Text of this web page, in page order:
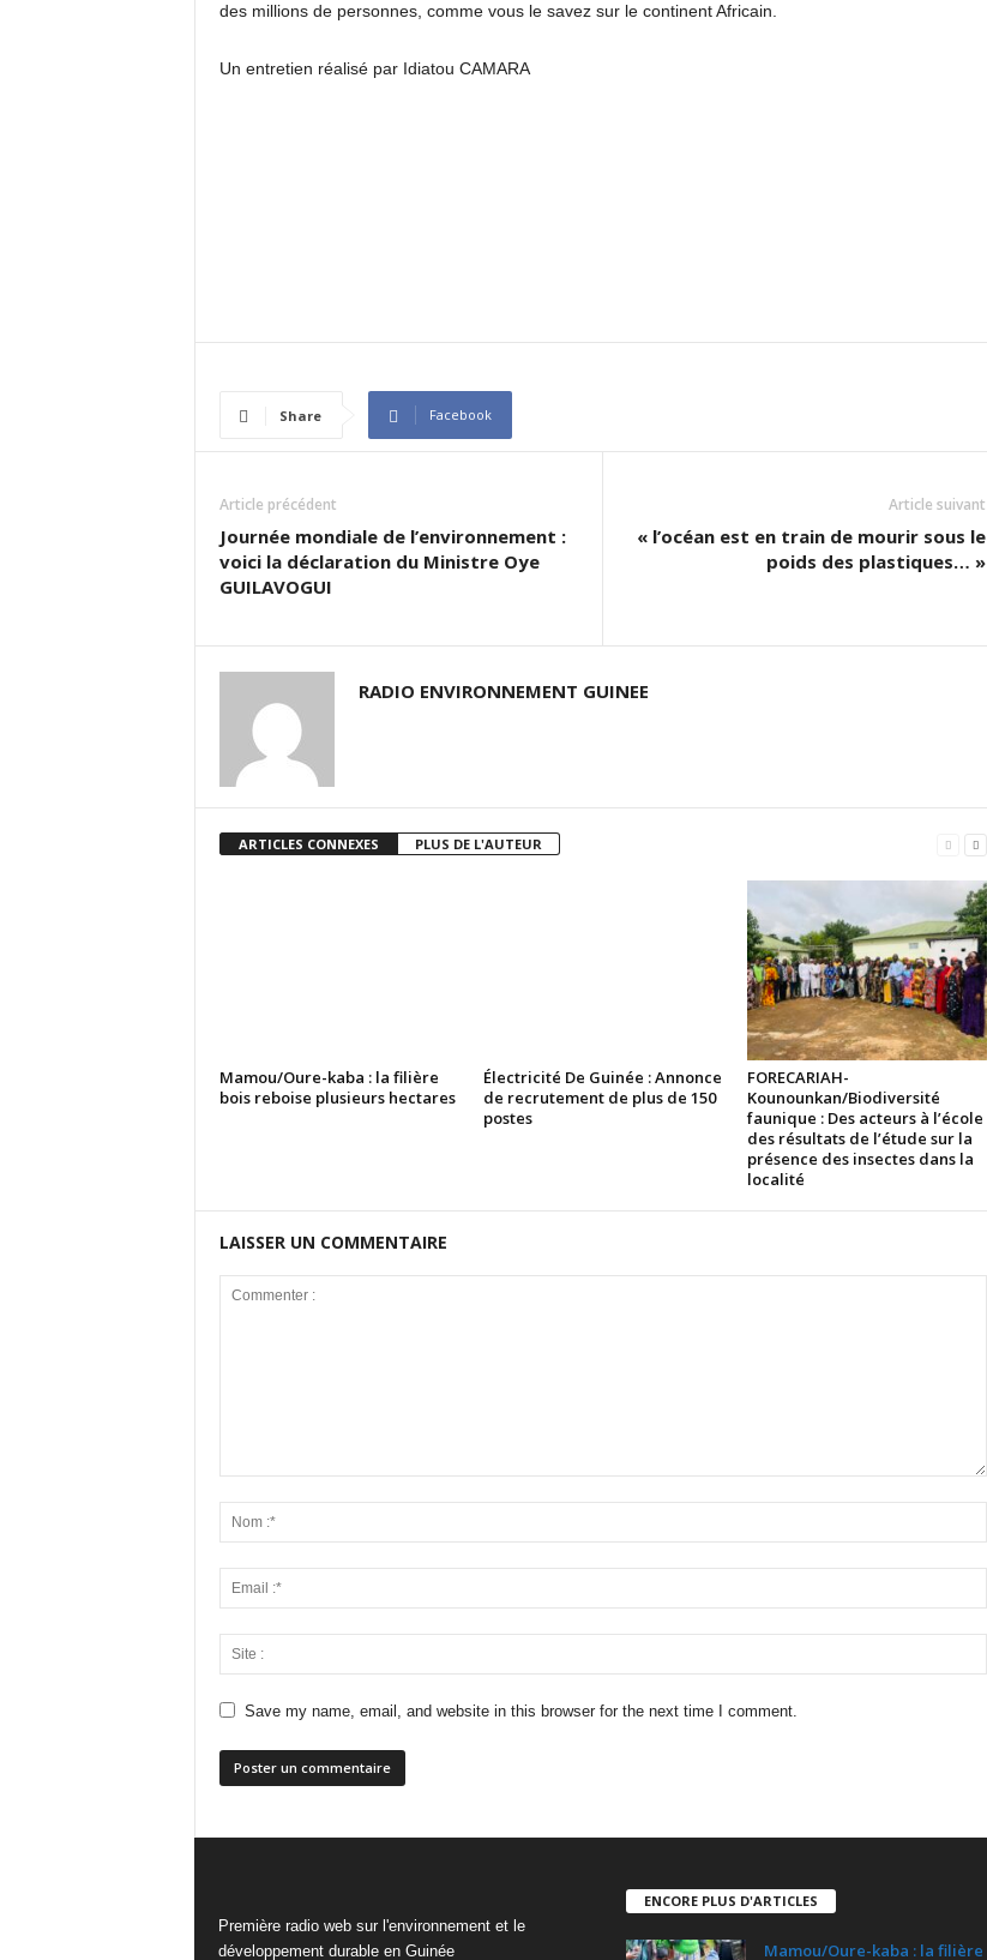
des millions de personnes, comme vous le savez sur le continent Africain.
Un entretien réalisé par Idiatou CAMARA
Share Facebook
Article précédent
Journée mondiale de l’environnement :
voici la déclaration du Ministre Oye
GUILAVOGUI
Article suivant
« l’océan est en train de mourir sous le
poids des plastiques… »
RADIO ENVIRONNEMENT GUINEE
ARTICLES CONNEXES PLUS DE L'AUTEUR
Mamou/Oure-kaba : la filière
bois reboise plusieurs hectares
Électricité De Guinée : Annonce
de recrutement de plus de 150
postes
FORECARIAH-
Kounounkan/Biodiversité
faunique : Des acteurs à l’école
des résultats de l’étude sur la
présence des insectes dans la
localité
LAISSER UN COMMENTAIRE
Save my name, email, and website in this browser for the next time I comment.
Première radio web sur l'environnement et le
développement durable en Guinée
ENCORE PLUS D'ARTICLES
Mamou/Oure-kaba : la filière